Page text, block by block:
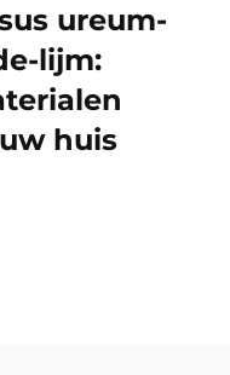
ureum-
lijm:
huis